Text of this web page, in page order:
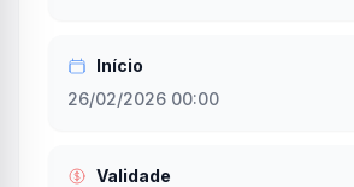
Início
26/02/2026 00:00
Validade